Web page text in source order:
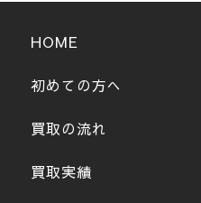
HOME
初めての方へ
買取の流れ
買取実績